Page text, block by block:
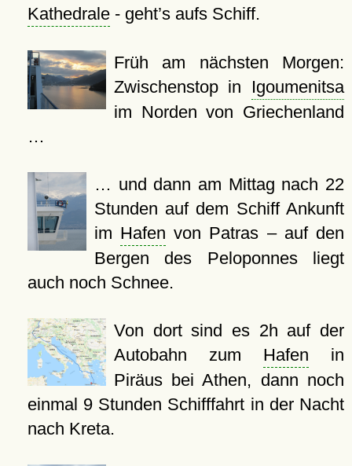
Kathedrale- geht’s aufs Schiff.
Früh am nächsten Morgen:
Zwischenstop in Igoumenitsa
im Norden von Griechenland
…
… und dann am Mittag nach 22
Stunden auf dem Schiff Ankunft
im Hafen von Patras – auf den
Bergen des Peloponnes liegt
auch noch Schnee.
Von dort sind es 2h auf der
Autobahn zum Hafen in
Piräus bei Athen, dann noch
einmal 9 Stunden Schifffahrt in der Nacht
nach Kreta.